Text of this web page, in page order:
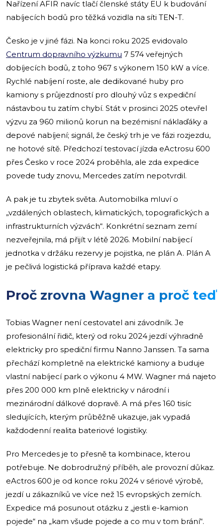
Nařízení AFIR navíc tlačí členské státy EU k budování
nabíjecích bodů pro těžká vozidla na síti TEN-T.
Česko je v jiné fázi. Na konci roku 2025 evidovalo
Centrum dopravního výzkumu 7 574 veřejných
dobíjecích bodů, z toho 967 s výkonem 150 kW a více.
Rychlé nabíjení roste, ale dedikované huby pro
kamiony s průjezdností pro dlouhý vůz s expediční
nástavbou tu zatím chybí. Stát v prosinci 2025 otevřel
výzvu za 960 milionů korun na bezémisní náklaďáky a
depové nabíjení; signál, že český trh je ve fázi rozjezdu,
ne hotové sítě. Předchozí testovací jízda eActrosu 600
přes Česko v roce 2024 proběhla, ale zda expedice
povede tudy znovu, Mercedes zatím nepotvrdil.
A pak je tu zbytek světa. Automobilka mluví o
„vzdálených oblastech, klimatických, topografických a
infrastrukturních výzvách“. Konkrétní seznam zemí
nezveřejnila, má přijít v létě 2026. Mobilní nabíjecí
jednotka v držáku rezervy je pojistka, ne plán A. Plán A
je pečlivá logistická příprava každé etapy.
Proč zrovna Wagner a proč teď
Tobias Wagner není cestovatel ani závodník. Je
profesionální řidič, který od roku 2024 jezdí výhradně
elektricky pro spediční firmu Nanno Janssen. Ta sama
přechází kompletně na elektrické kamiony a buduje
vlastní nabíjecí park o výkonu 4 MW. Wagner má najeto
přes 200 000 km plně elektricky v národní i
mezinárodní dálkové dopravě. A má přes 160 tisíc
sledujících, kterým průběžně ukazuje, jak vypadá
každodenní realita bateriové logistiky.
Pro Mercedes je to přesně ta kombinace, kterou
potřebuje. Ne dobrodružný příběh, ale provozní důkaz.
eActros 600 je od konce roku 2024 v sériové výrobě,
jezdí u zákazníků ve více než 15 evropských zemích.
Expedice má posunout otázku z „jestli e-kamion
pojede“ na „kam všude pojede a co mu v tom brání“.